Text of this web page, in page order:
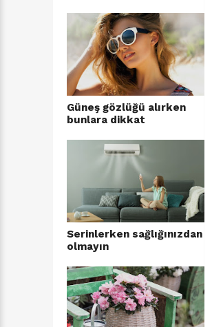
Güneş gözlüğü alırken
bunlara dikkat
Serinlerken sağlığınızdan
olmayın